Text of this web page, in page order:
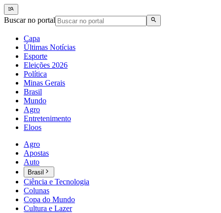
Buscar no portal
Capa
Últimas Notícias
Esporte
Eleições 2026
Política
Minas Gerais
Brasil
Mundo
Agro
Entretenimento
Eloos
Agro
Apostas
Auto
Brasil
Ciência e Tecnologia
Colunas
Copa do Mundo
Cultura e Lazer